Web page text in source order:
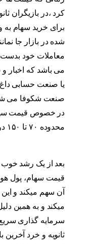
کرد ،در بازیگران
برای خرید سهام به
شده در بازار جا
معاملات خود بدست
می باشد که اخبار
یا صنعت حسابی
صنعت شکوفا می
در خصوص قیمت سهم
محدوده ۷۰ تا ۱۵۰ درصدی می رسد.
بعد از یک رشد
قیمت سهام، پول
آن سهم میکند و این
میکند و به همین
سرمایه گذاری
ثانویه و خرد آخرین